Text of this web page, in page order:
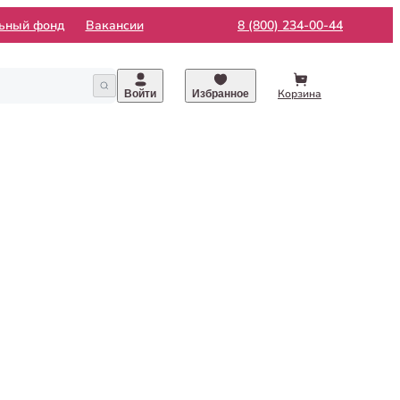
фонд Вакансии 8 (800) 234-00-44
Войти Избранное Корзина